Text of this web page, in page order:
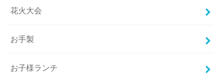
花火大会
お手製
お子様ランチ